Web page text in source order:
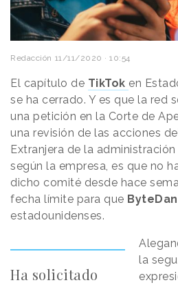
Redacción 11/11/2020 · 10:54
El capítulo de TikTok en
se ha cerrado. Y es que la red
una petición en la Corte de
una revisión de las acciones
Extranjera de la
según la empresa, es que no
dicho comité desde hace
fecha límite para que
estadounidenses.
Ha solicitado
la